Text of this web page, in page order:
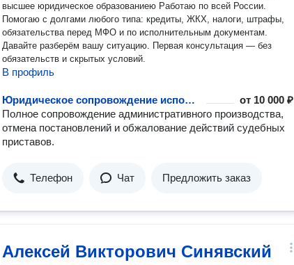
высшее юридическое образованиею Работаю по всей России.
Помогаю с долгами любого типа: кредиты, ЖКХ, налоги, штрафы,
обязательства перед МФО и по исполнительным документам.
Давайте разберём вашу ситуацию. Первая консультация — без
обязательств и скрытых условий.
В профиль
Юридическое сопровождение исполнительного производства от 10 000 ₽
Полное сопровождение административного производства,
отмена постановлений и обжалование действий судебных
приставов.
Телефон Чат Предложить заказ
Алексей Викторович Синявский